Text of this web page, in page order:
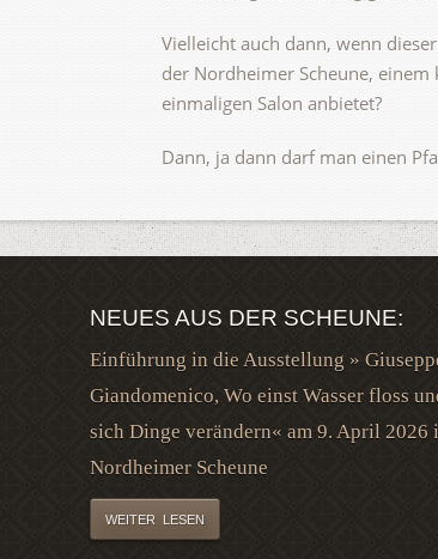
Vielleicht auch dann, wenn
der Nordheimer Scheune,
einmaligen Salon anbietet?
Dann, ja dann darf man einen
NEUES AUS DER SCHEUNE:
Einführung in die Ausstellung »
Giandomenico, Wo einst Wasser floss
sich Dinge verändern« am 9. April 2026
Nordheimer Scheune
WEITER LESEN